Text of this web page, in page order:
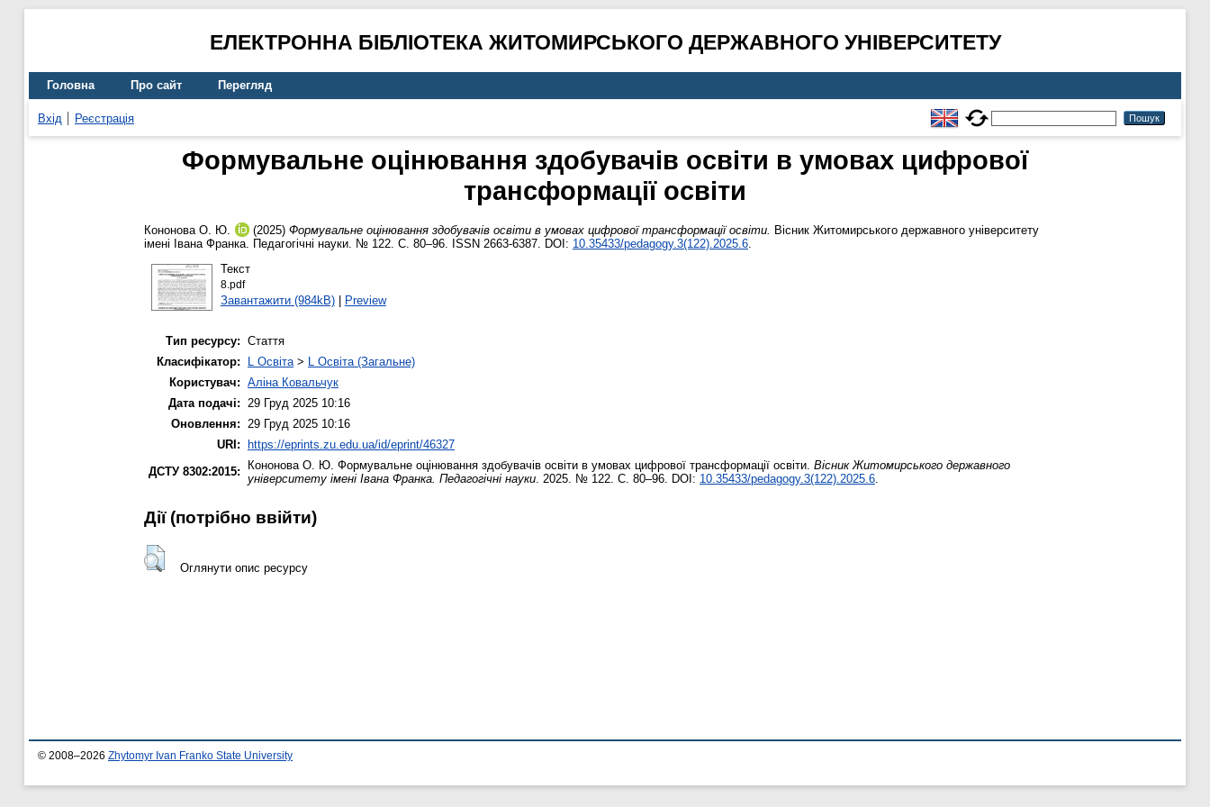
ЕЛЕКТРОННА БІБЛІОТЕКА ЖИТОМИРСЬКОГО ДЕРЖАВНОГО УНІВЕРСИТЕТУ
Головна Про сайт Перегляд
Вхід Реєстрація
Формувальне оцінювання здобувачів освіти в умовах цифрової
трансформації освіти
Кононова О. Ю. (2025) Формувальне оцінювання здобувачів освіти в умовах цифрової трансформації освіти. Вісник Житомирського державного університету
імені Івана Франка. Педагогічні науки. № 122. С. 80–96. ISSN 2663-6387. DOI: 10.35433/pedagogy.3(122).2025.6.
Текст
8.pdf
Завантажити (984kB)| Preview
Тип ресурсу: Стаття
Класифікатор:
L Освіта> L Освіта (Загальне)
Користувач: Аліна Ковальчук
Дата подачі: 29 Груд 2025 10:16
Оновлення: 29 Груд 2025 10:16
URI:
https://eprints.zu.edu.ua/id/eprint/46327
ДСТУ 8302:2015:
Кононова О. Ю. Формувальне оцінювання здобувачів освіти в умовах цифрової трансформації освіти. Вісник Житомирського державного
університету імені Івана Франка. Педагогічні науки. 2025. № 122. С. 80–96. DOI: 10.35433/pedagogy.3(122).2025.6.
Дії ​​(потрібно ввійти)
Оглянути опис ресурсу
© 2008–2026 Zhytomyr Ivan Franko State University